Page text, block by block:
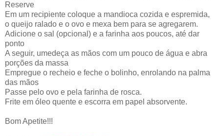
Reserve
Em um recipiente coloque a mandioca cozida e espremida,
o queijo ralado e o ovo e mexa bem para se agregarem.
Adicione o sal (opcional) e a farinha aos poucos, até dar
ponto
A seguir, umedeça as mãos com um pouco de água e abra
porções da massa
Empregue o recheio e feche o bolinho, enrolando na palma
das mãos
Passe pelo ovo e pela farinha de rosca.
Frite em óleo quente e escorra em papel absorvente.
Bom Apetite!!!